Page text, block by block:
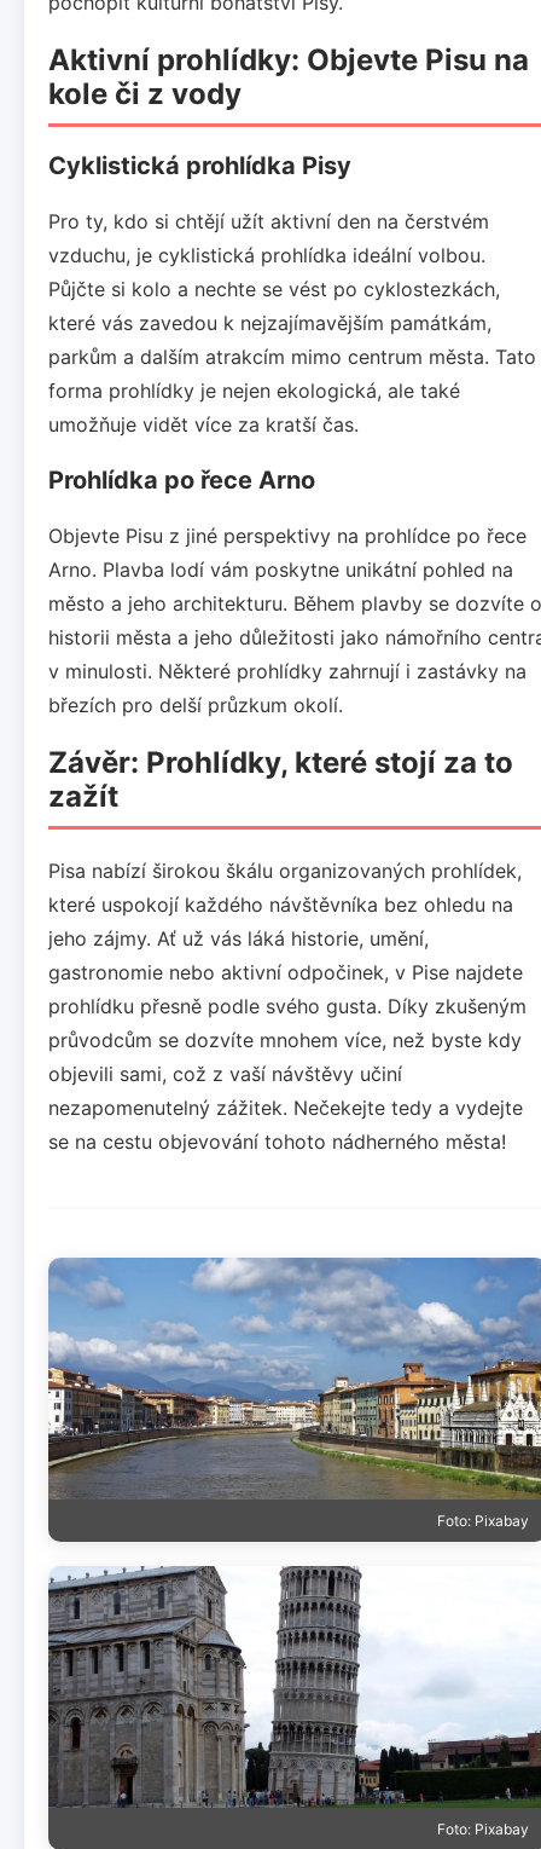
Aktivní prohlídky: Objevte Pisu na
kole či z vody
Cyklistická prohlídka Pisy
Pro ty, kdo si chtějí užít aktivní den na čerstvém
vzduchu, je cyklistická prohlídka ideální volbou.
Půjčte si kolo a nechte se vést po cyklostezkách,
které vás zavedou k nejzajímavějším památkám,
parkům a dalším atrakcím mimo centrum města. Tato
forma prohlídky je nejen ekologická, ale také
umožňuje vidět více za kratší čas.
Prohlídka po řece Arno
Objevte Pisu z jiné perspektivy na prohlídce po řece
Arno. Plavba lodí vám poskytne unikátní pohled na
město a jeho architekturu. Během plavby se dozvíte o
historii města a jeho důležitosti jako námořního
v minulosti. Některé prohlídky zahrnují i zastávky na
březích pro delší průzkum okolí.
Závěr: Prohlídky, které stojí za to
zažít
Pisa nabízí širokou škálu organizovaných prohlídek,
které uspokojí každého návštěvníka bez ohledu na
jeho zájmy. Ať už vás láká historie, umění,
gastronomie nebo aktivní odpočinek, v Pise najdete
prohlídku přesně podle svého gusta. Díky zkušeným
průvodcům se dozvíte mnohem více, než byste kdy
objevili sami, což z vaší návštěvy učiní
nezapomenutelný zážitek. Nečekejte tedy a vydejte
se na cestu objevování tohoto nádherného města!
Foto: Pixabay
Foto: Pixabay